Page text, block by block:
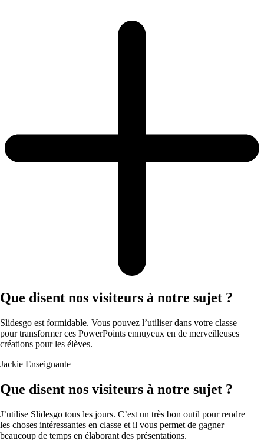
Que disent nos visiteurs à notre sujet ?
Slidesgo est formidable. Vous pouvez l’utiliser dans votre classe
pour transformer ces PowerPoints ennuyeux en de merveilleuses
créations pour les élèves.
Jackie Enseignante
Que disent nos visiteurs à notre sujet ?
J’utilise Slidesgo tous les jours. C’est un très bon outil pour rendre
les choses intéressantes en classe et il vous permet de gagner
beaucoup de temps en élaborant des présentations.